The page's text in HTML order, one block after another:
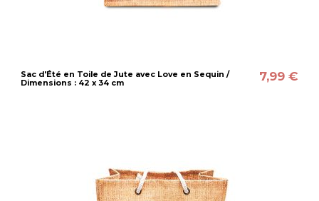
Sac d'Été en Toile de Jute avec Love en Sequin /
Dimensions : 42 x 34 cm
7,99 €